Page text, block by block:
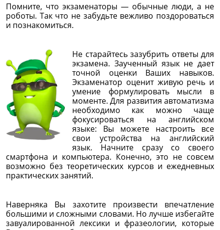
Помните, что экзаменаторы — обычные люди, а не
роботы. Так что не забудьте вежливо поздороваться
и познакомиться.
Не старайтесь зазубрить ответы для
экзамена. Заученный язык не дает
точной оценки Ваших навыков.
Экзаменатор оценит живую речь и
умение формулировать мысли в
моменте. Для развития автоматизма
необходимо как можно чаще
фокусироваться на английском
языке: Вы можете настроить все
свои устройства на английский
язык. Начните сразу со своего
смартфона и компьютера. Конечно, это не совсем
возможно без теоретических курсов и ежедневных
практических занятий.
Наверняка Вы захотите произвести впечатление
большими и сложными словами. Но лучше избегайте
завуалированной лексики и фразеологии, которые